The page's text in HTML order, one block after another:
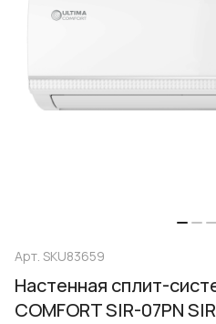
Арт. SKU83659
Настенная сплит-
COMFORT SIR-07PN